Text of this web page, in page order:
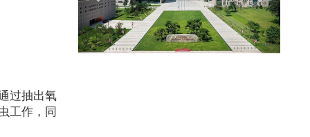
过抽出氧
工作，同